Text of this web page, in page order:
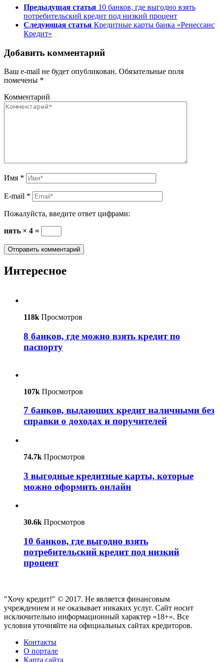
Предыдущая статья 10 банков, где выгодно взять
потребительский кредит под низкий процент
Следующая статья Кредитные карты банка «Ренессанс
Кредит»
Добавить комментарий
Ваш e-mail не будет опубликован. Обязательные поля
помечены *
Комментарий
Имя *
E-mail *
Пожалуйста, введите ответ цифрами:
пять × 4 =
Интересное
118k Просмотров
8 банков, где можно взять кредит по
паспорту
107k Просмотров
7 банков, выдающих кредит наличными без
справки о доходах и поручителей
74.7k Просмотров
3 выгодные кредитные карты, которые
можно оформить онлайн
30.6k Просмотров
10 банков, где выгодно взять
потребительский кредит под низкий
процент
"Хочу кредит!" © 2017. Не является финансовым
учреждением и не оказывает никаких услуг. Сайт носит
исключительно информационный характер «18+». Все
условия уточняйте на официальных сайтах кредиторов.
Контакты
О портале
Карта сайта